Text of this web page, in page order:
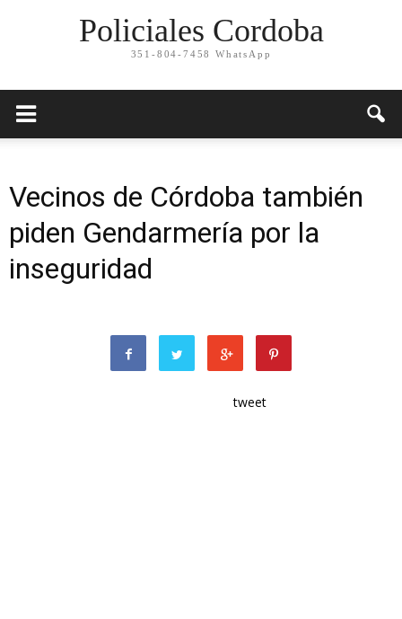
Policiales Cordoba
351-804-7458 WhatsApp
Vecinos de Córdoba también
piden Gendarmería por la
inseguridad
tweet